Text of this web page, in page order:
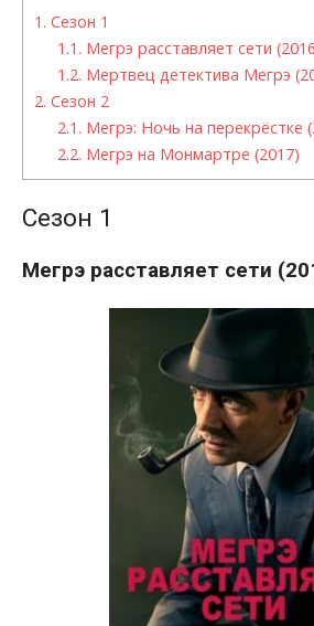
1. Сезон 1
1.1. Мегрэ расставляет сети
1.2. Мертвец детектива Мегрэ
2. Сезон 2
2.1. Мегрэ: Ночь на перекрёстке
2.2. Мегрэ на Монмартре (2017)
Сезон 1
Мегрэ расставляет сети